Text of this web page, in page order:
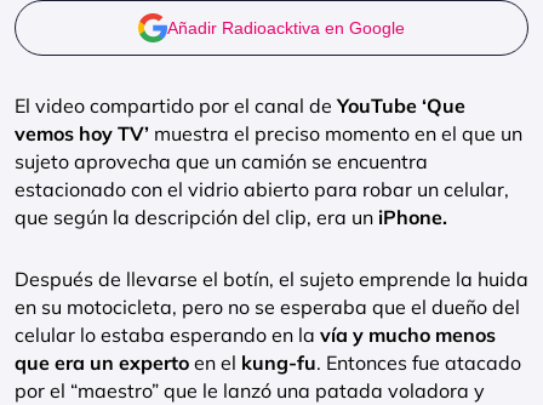
Añadir Radioacktiva en Google
El video compartido por el canal de YouTube ‘Que
vemos hoy TV’ muestra el preciso momento en el que un
sujeto aprovecha que un camión se encuentra
estacionado con el vidrio abierto para robar un celular,
que según la descripción del clip, era un iPhone.
Después de llevarse el botín, el sujeto emprende la huida
en su motocicleta, pero no se esperaba que el dueño del
celular lo estaba esperando en la vía y mucho menos
que era un experto en el kung-fu. Entonces fue atacado
por el “maestro” que le lanzó una patada voladora y